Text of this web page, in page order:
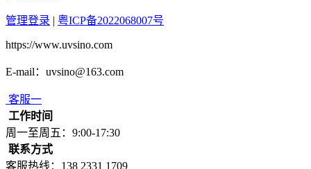
管理登录 | 粤ICP备2022068007号
https://www.uvsino.com
E-mail：uvsino@163.com
客服一
工作时间
周一至周五：9:00-17:30
联系方式
客服热线：138 2331 1709